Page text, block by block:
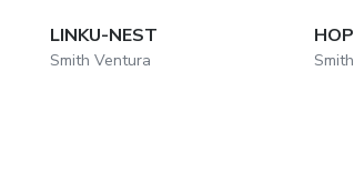
LINKU-NEST
Smith Ventura